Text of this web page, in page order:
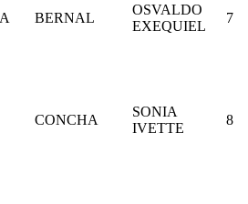
BERNAL
OSVALDO
EXEQUIEL
7
CONCHA
SONIA
IVETTE
8